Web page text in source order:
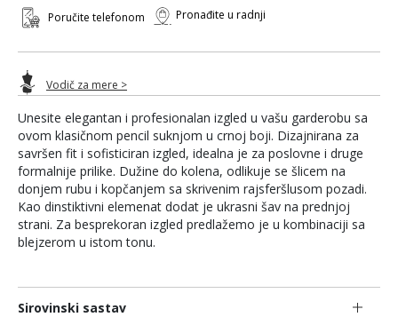
Unesite elegantan i profesionalan izgled u vašu garderobu sa
ovom klasičnom pencil suknjom u crnoj boji. Dizajnirana za
savršen fit i sofisticiran izgled, idealna je za poslovne i druge
formalnije prilike. Dužine do kolena, odlikuje se šlicem na
donjem rubu i kopčanjem sa skrivenim rajsferšlusom pozadi.
Kao dinstiktivni elemenat dodat je ukrasni šav na prednjoj
strani. Za besprekoran izgled predlažemo je u kombinaciji sa
blejzerom u istom tonu.
Sirovinski sastav
Poručite telefonom Pronađite u radnji
Vodič za mere >